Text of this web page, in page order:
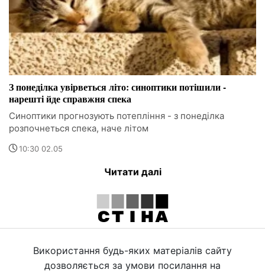
З понеділка увірветься літо: синоптики потішили -
нарешті йде справжня спека
Синоптики прогнозують потепління - з понеділка
розпочнеться спека, наче літом
10:30 02.05
Читати далі
Використання будь-яких матеріалів сайту
дозволяється за умови посилання на